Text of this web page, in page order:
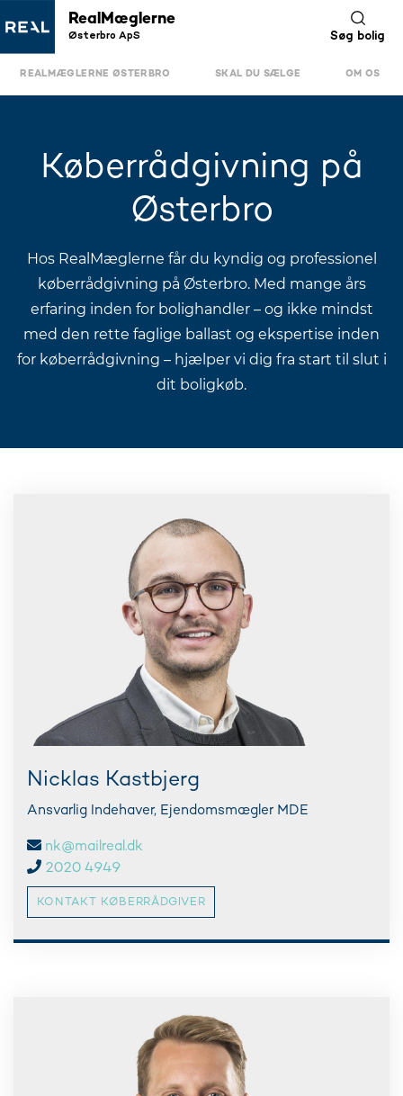
RealMæglerne
Østerbro ApS Søg bolig
REALMÆGLERNE ØSTERBRO SKAL DU SÆLGE OM OS
Køberrådgivning på
Østerbro
Hos RealMæglerne får du kyndig og professionel
køberrådgivning på Østerbro. Med mange års
erfaring inden for bolighandler – og ikke mindst
med den rette faglige ballast og ekspertise inden
for køberrådgivning – hjælper vi dig fra start til slut i
dit boligkøb.
Nicklas Kastbjerg
Ansvarlig Indehaver, Ejendomsmægler MDE
nk@mailreal.dk
2020 4949
KONTAKT KØBERRÅDGIVER